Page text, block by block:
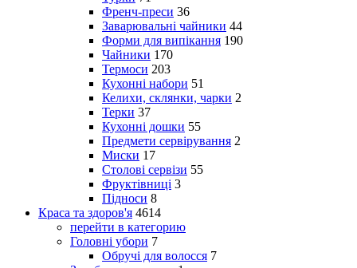
Френч-преси 36
Заварювальні чайники 44
Форми для випікання 190
Чайники 170
Термоси 203
Кухонні набори 51
Келихи, склянки, чарки 2
Терки 37
Кухонні дошки 55
Предмети сервірування 2
Миски 17
Столові сервізи 55
Фруктівниці 3
Підноси 8
Краса та здоров'я 4614
перейти в категорию
Головні убори 7
Обручі для волосся 7